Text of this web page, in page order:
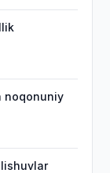
noqonuniy